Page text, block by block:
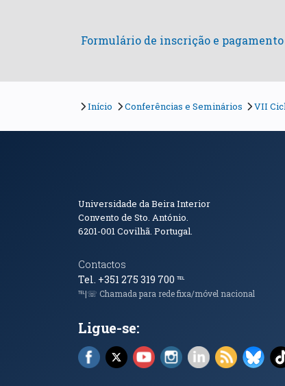
Formulário de inscrição e pagamento
Início Conferências e Seminários VII
Informações de
Universidade da Beira Interior
Convento de Sto. António.
6201-001Covilhã. Portugal.
Contactos
Tel. +351 275 319 700 ℡
℡|☏ Chamada para rede fixa/móvel nacional
Ligue-se:
Facebook (abre em nova janela)
X (abre em nova janela)
YouTube (abre em nova
Instagram (abre em
LinkedIn (abre
RSS